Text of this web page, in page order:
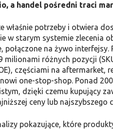
a handel pośredni traci
właśnie potrzeby i otwiera
w starym systemie zlecenia
połączone na żywo
milionami różnych pozycji
częściami na aftermarket,
one-stop-shop. Ponad
dzięki czemu kupujący
ceny lub najszybszego
pokazujące, które